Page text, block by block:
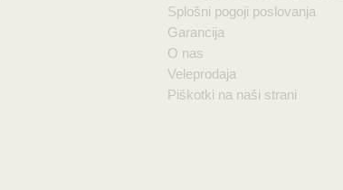
Splošni pogoji poslovanja
Garancija
O nas
Veleprodaja
Piškotki na naši strani